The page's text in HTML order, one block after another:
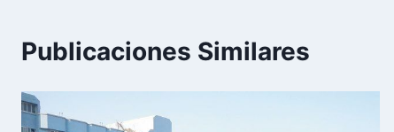
Publicaciones Similares